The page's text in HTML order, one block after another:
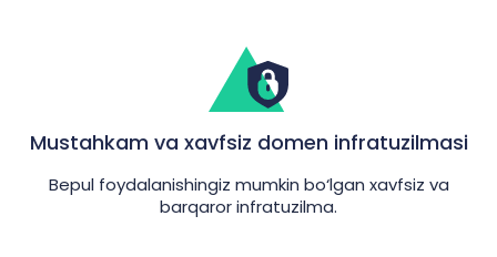
Mustahkam va xavfsiz domen infratuzilmasi
Bepul foydalanishingiz mumkin bo‘lgan xavfsiz va
barqaror infratuzilma.